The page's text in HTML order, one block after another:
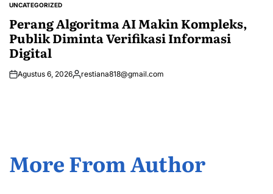
POSTED
UNCATEGORIZED
Perang Algoritma AI Makin Kompleks,
Publik Diminta Verifikasi Informasi
Digital
Agustus 6, 2026Posted
restiana818@gmail.com
More From Author